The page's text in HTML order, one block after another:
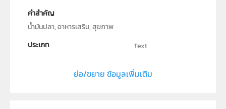
คำสำคัญ
น้ำมันปลา, อาหารเสริม, สุขภาพ
ประเภท
Text
ย่อ/ขยาย ข้อมูลเพิ่มเติม